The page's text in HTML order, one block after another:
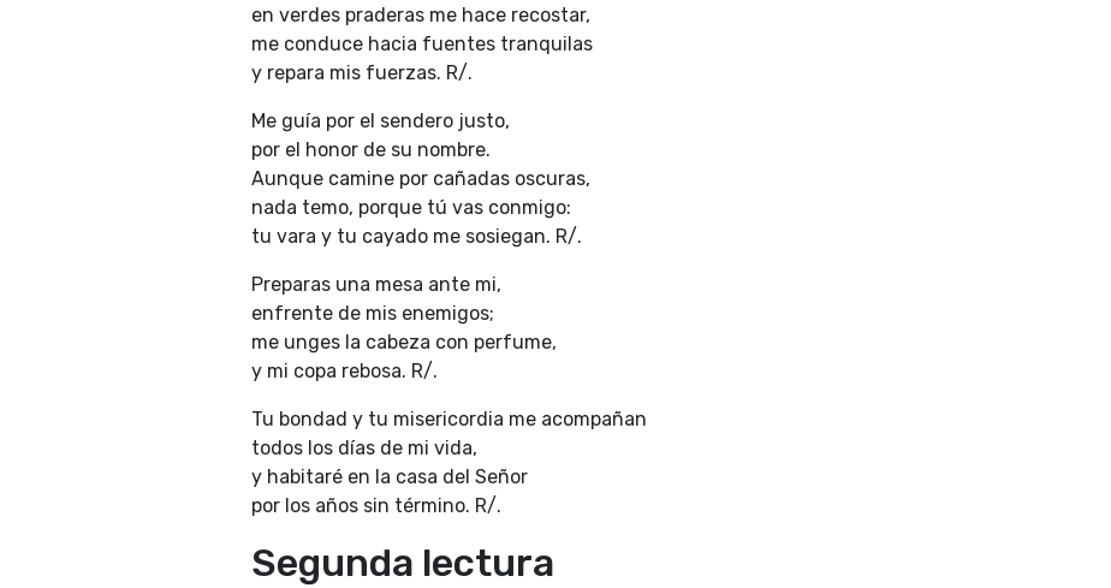
en verdes praderas me hace recostar,
me conduce hacia fuentes tranquilas
y repara mis fuerzas. R/.
Me guía por el sendero justo,
por el honor de su nombre.
Aunque camine por cañadas oscuras,
nada temo, porque tú vas conmigo:
tu vara y tu cayado me sosiegan. R/.
Preparas una mesa ante mi,
enfrente de mis enemigos;
me unges la cabeza con perfume,
y mi copa rebosa. R/.
Tu bondad y tu misericordia me acompañan
todos los días de mi vida,
y habitaré en la casa del Señor
por los años sin término. R/.
Segunda lectura